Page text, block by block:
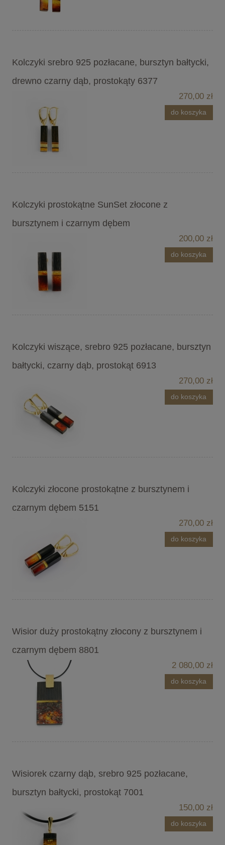
Kolczyki srebro 925 pozłacane, bursztyn bałtycki,
drewno czarny dąb, prostokąty 6377
270,00 zł
do koszyka
Kolczyki prostokątne SunSet złocone z
bursztynem i czarnym dębem
200,00 zł
do koszyka
Kolczyki wiszące, srebro 925 pozłacane, bursztyn
bałtycki, czarny dąb, prostokąt 6913
270,00 zł
do koszyka
Kolczyki złocone prostokątne z bursztynem i
czarnym dębem 5151
270,00 zł
do koszyka
Wisior duży prostokątny złocony z bursztynem i
czarnym dębem 8801
2 080,00 zł
do koszyka
Wisiorek czarny dąb, srebro 925 pozłacane,
bursztyn bałtycki, prostokąt 7001
150,00 zł
do koszyka